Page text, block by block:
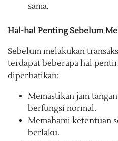
sama.
Hal-hal Penting Sebelum
Sebelum melakukan
terdapat beberapa hal
diperhatikan:
Memastikan jam
berfungsi normal.
Memahami ketentuan
berlaku.